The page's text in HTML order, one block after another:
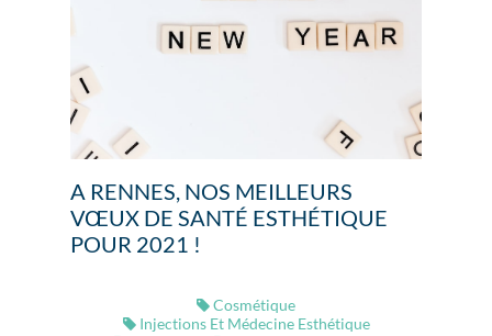
A RENNES, NOS MEILLEURS
VŒUX DE SANTÉ ESTHÉTIQUE
POUR 2021 !
Cosmétique
Injections Et Médecine Esthétique